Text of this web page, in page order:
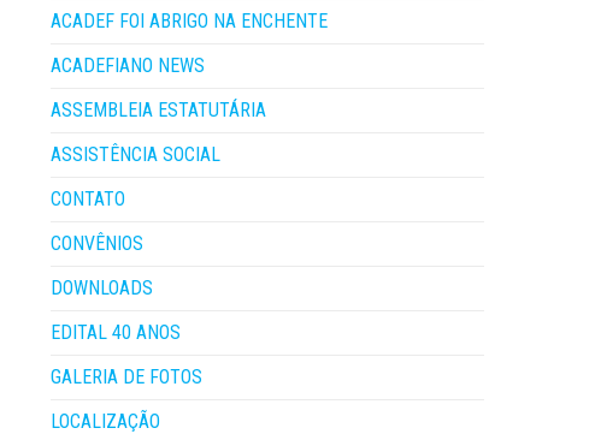
ACADEF FOI ABRIGO NA ENCHENTE
ACADEFIANO NEWS
ASSEMBLEIA ESTATUTÁRIA
ASSISTÊNCIA SOCIAL
CONTATO
CONVÊNIOS
DOWNLOADS
EDITAL 40 ANOS
GALERIA DE FOTOS
LOCALIZAÇÃO